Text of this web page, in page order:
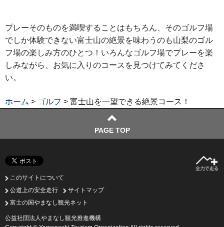
プレーそのものを満喫することはもちろん、そのゴルフ場
でしか体験できない富士山の絶景を味わうのも山梨のゴル
フ場の楽しみ方のひとつ！いろんなゴルフ場でプレーを楽
しみながら、お気に入りのコースを見つけてみてくださ
い。
ホーム > ゴルフ > 富士山を一望できる絶景コース！
PAGE TOP
このサイトについて
公道上の安全走行
サイトマップ
富士の国やまなし観光ネット
公益社団法人やまなし観光推進機構